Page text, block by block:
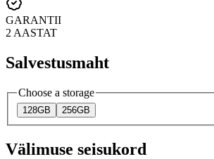
GARANTII
2 AASTAT
Salvestusmaht
Choose a storage
128GB 256GB
Välimuse seisukord